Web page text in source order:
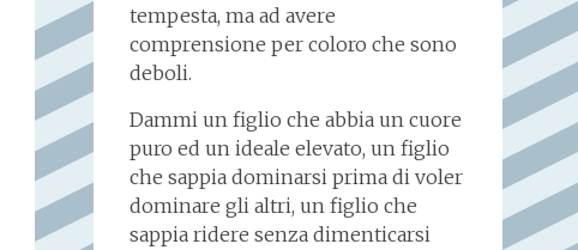
tempesta, ma ad avere
comprensione per coloro che sono
deboli.
Dammi un figlio che abbia un cuore
puro ed un ideale elevato, un figlio
che sappia dominarsi prima di voler
dominare gli altri, un figlio che
sappia ridere senza dimenticarsi